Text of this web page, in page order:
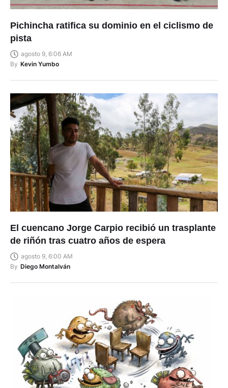
Pichincha ratifica su dominio en el ciclismo de
pista
agosto 9, 6:06 AM
By Kevin Yumbo
El cuencano Jorge Carpio recibió un trasplante
de riñón tras cuatro años de espera
agosto 9, 6:00 AM
By Diego Montalván